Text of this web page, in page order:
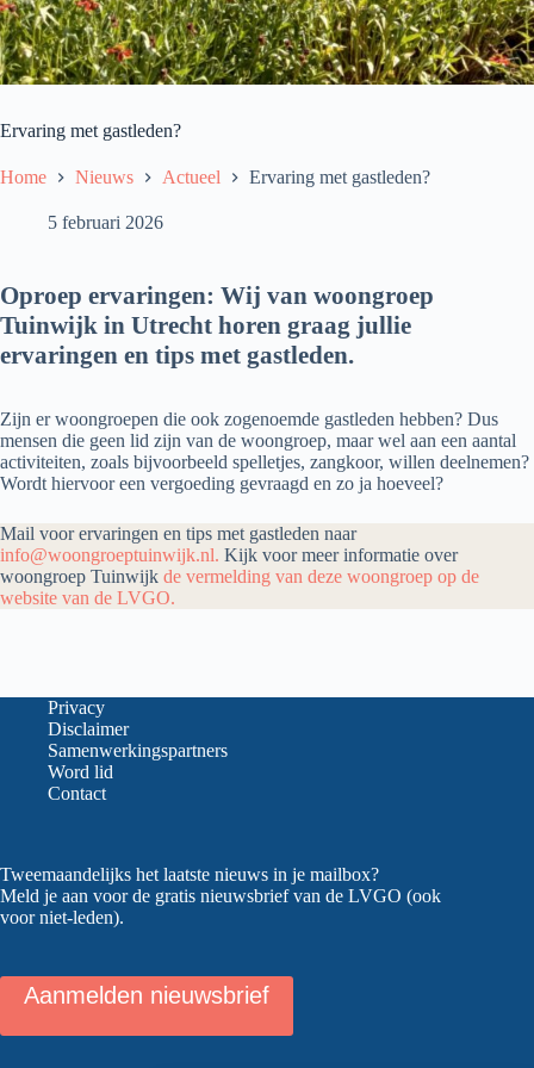
Ervaring met gastleden?
Home Nieuws Actueel Ervaring met gastleden?
5 februari 2026
Oproep ervaringen: Wij van woongroep
Tuinwijk in Utrecht horen graag jullie
ervaringen en tips met gastleden.
Zijn er woongroepen die ook zogenoemde gastleden hebben? Dus
mensen die geen lid zijn van de woongroep, maar wel aan een aantal
activiteiten, zoals bijvoorbeeld spelletjes, zangkoor, willen deelnemen?
Wordt hiervoor een vergoeding gevraagd en zo ja hoeveel?
Mail voor ervaringen en tips met gastleden naar
info@woongroeptuinwijk.nl. Kijk voor meer informatie over
woongroep Tuinwijk de vermelding van deze woongroep op de
website van de LVGO.
Privacy
Disclaimer
Samenwerkingspartners
Word lid
Contact
Tweemaandelijks het laatste nieuws in je mailbox?
Meld je aan voor de gratis nieuwsbrief van de LVGO (ook
voor niet-leden).
Aanmelden nieuwsbrief